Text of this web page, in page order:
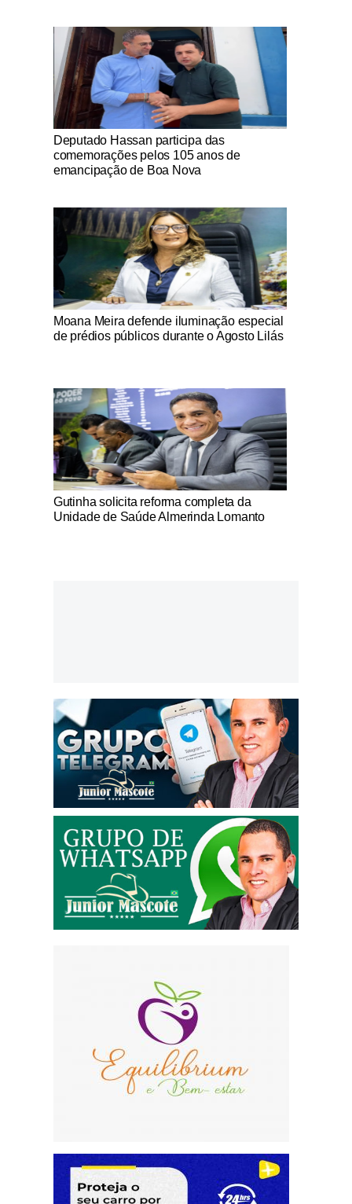
Notícias Católicas
Deputado Hassan participa das
comemorações pelos 105 anos de
emancipação de Boa Nova
Notícias Católicas
Moana Meira defende iluminação especial
de prédios públicos durante o Agosto Lilás
Notícias Católicas
Gutinha solicita reforma completa da
Unidade de Saúde Almerinda Lomanto